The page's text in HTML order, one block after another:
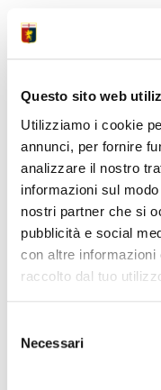
Questo sito web
Utilizziamo i cookie
annunci, per fornire
analizzare il nostro
informazioni sul
nostri partner che si
pubblicità e social
con altre informazioni
raccolto dal tuo
delNecessari
GENOA
I calciatori selezionati
la Lazio, valida per la